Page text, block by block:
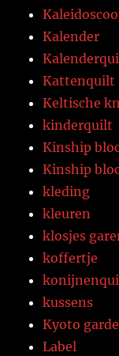
Kalender
Kattenquilt
Keltische
kinderquilt
Kinship
Kinship
kleding
kleuren
klosjes
koffertje
kussens
Kyoto
Label